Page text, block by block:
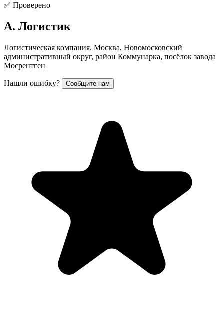
✅ Проверено
А. Логистик
Логистическая компания. Москва, Новомосковский
административный округ, район Коммунарка, посёлок завода
Мосрентген
Нашли ошибку? Сообщите нам